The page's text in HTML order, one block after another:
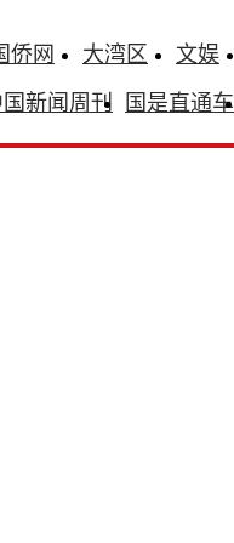
侨网 大湾区 文娱
国新闻周刊 国是直通车